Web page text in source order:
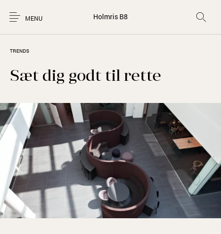
MENU Holmris B8
TRENDS
Sæt dig godt til rette